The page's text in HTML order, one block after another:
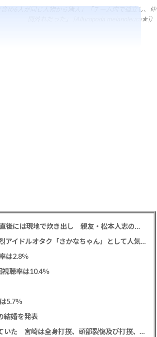
め6人が同じ人物から購入」「チーム内で孤立し、仲
間外れだった」 [Ailuropoda melanoleuca★]）
中居正広氏 「ひそかに被災地支援」か？ 2016年の熊本地震直後には現地で炊き出し 親友・松本人志の闘病に心を痛め、頻繁に連絡も
レインボー 池田直人と結婚の佐藤佳奈アナ AKB48合格、熱烈アイドルオタク「さかなちゃん」として人気に、7月末に読売テレビ退社
は2.8％
聴率は10.4％
5.7％
結婚を発表
元EXILE黒木啓司 妻・宮崎麗果被告へのDV事案で逮捕されていた 宮崎は全身打撲、頭部裂傷及び打撲、頸部損傷の怪我